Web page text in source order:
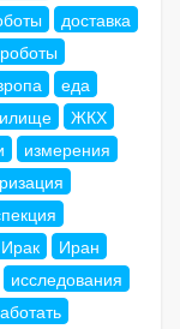
доставка
еда
ЖКХ
измерения
Ирак
Иран
исследования